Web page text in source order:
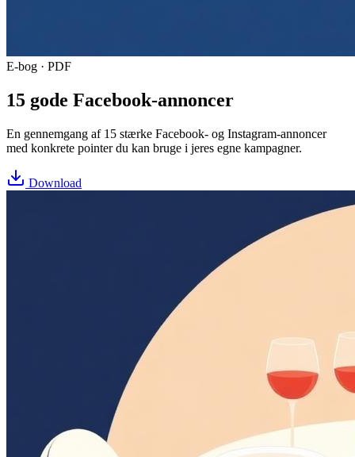
E-bog · PDF
15 gode Facebook-annoncer
En gennemgang af 15 stærke Facebook- og Instagram-annoncer
med konkrete pointer du kan bruge i jeres egne kampagner.
Download